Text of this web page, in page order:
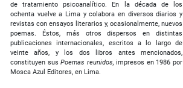
de tratamiento psicoanalítico. En la década de los
ochenta vuelve a Lima y colabora en diversos diarios y
revistas con ensayos literarios y, ocasionalmente, nuevos
poemas. Éstos, más otros dispersos en distintas
publicaciones internacionales, escritos a lo largo de
veinte años, y los dos libros antes mencionados,
constituyen susPoemas reunidos,impresos en 1986 por
Mosca Azul Editores, en Lima.